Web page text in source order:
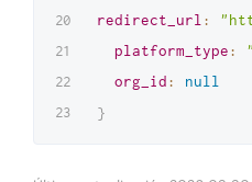
redirect_url :
platform_type:
org_id:
null
}